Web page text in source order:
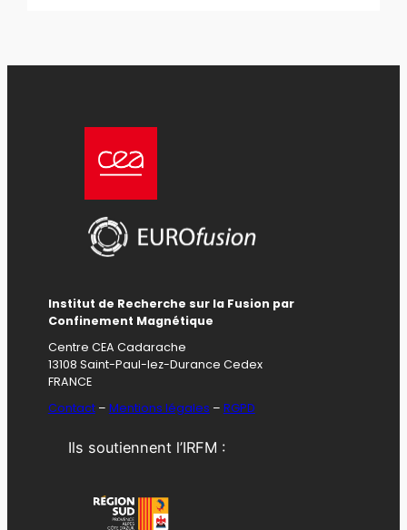
Institut de Recherche sur la Fusion par
Confinement Magnétique
Centre CEA Cadarache
13108 Saint-Paul-lez-Durance Cedex
FRANCE
Contact– Mentions légales – RGPD
Ils soutiennent l’IRFM :